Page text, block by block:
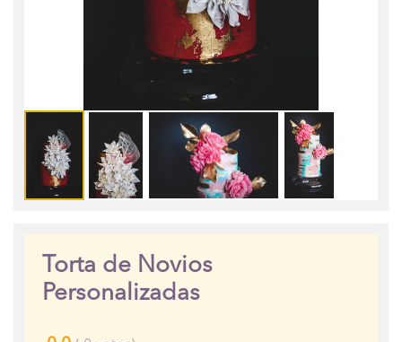
Torta de Novios
Personalizadas